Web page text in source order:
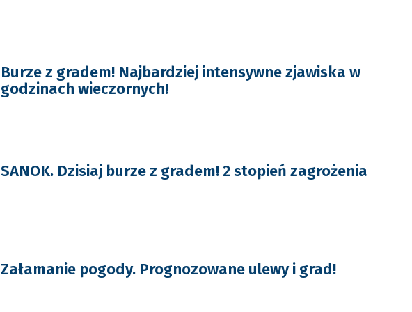
Burze z gradem! Najbardziej intensywne zjawiska w
godzinach wieczornych!
SANOK. Dzisiaj burze z gradem! 2 stopień zagrożenia
Załamanie pogody. Prognozowane ulewy i grad!